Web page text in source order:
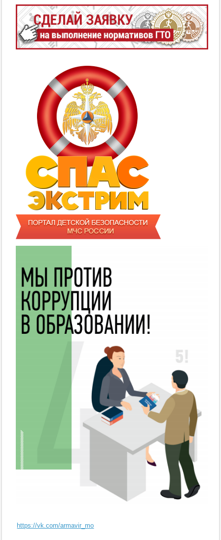
https://vk.com/armavir_mo